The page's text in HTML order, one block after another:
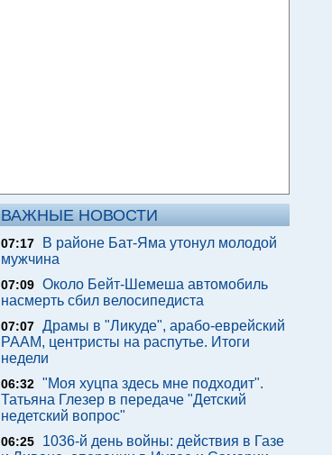
ВАЖНЫЕ НОВОСТИ
07:17
В районе Бат-Яма утонул молодой
мужчина
07:09 Около Бейт-Шемеша автомобиль
насмерть сбил велосипедиста
07:07 Драмы в "Ликуде", арабо-еврейский
РААМ, центристы на распутье. Итоги
недели
06:32 "Моя хуцпа здесь мне подходит".
Татьяна Глезер в передаче "Детский
недетский вопрос"
06:25
1036-й день войны: действия в Газе